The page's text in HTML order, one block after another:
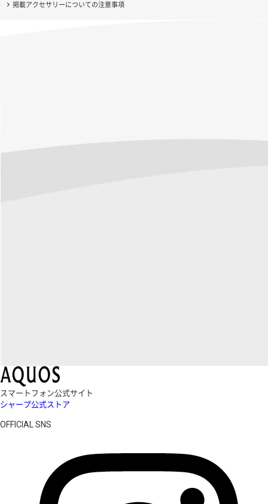
掲載アクセサリーについての注意事項
スマートフォン公式サイト
シャープ公式ストア
OFFICIAL SNS